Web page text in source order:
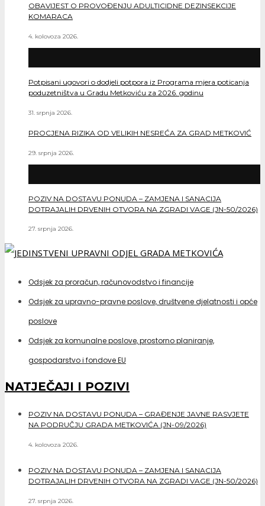
OBAVIJEST O PROVOĐENJU ADULTICIDNE DEZINSEKCIJE
KOMARACA
4. kolovoza 2026.
Potpisani ugovori o dodjeli potpora iz Programa mjera poticanja
poduzetništva u Gradu Metkoviću za 2026. godinu
31. srpnja 2026.
PROCJENA RIZIKA OD VELIKIH NESREĆA ZA GRAD METKOVIĆ
29. srpnja 2026.
POZIV NA DOSTAVU PONUDA – ZAMJENA I SANACIJA
DOTRAJALIH DRVENIH OTVORA NA ZGRADI VAGE (JN-50/2026)
27. srpnja 2026.
Odsjek za proračun, računovodstvo i financije
Odsjek za upravno-pravne poslove, društvene djelatnosti i opće
poslove
Odsjek za komunalne poslove, prostorno planiranje,
gospodarstvo i fondove EU
NATJEČAJI I POZIVI
POZIV NA DOSTAVU PONUDA – GRAĐENJE JAVNE RASVJETE
NA PODRUČJU GRADA METKOVIĆA (JN-09/2026)
4. kolovoza 2026.
POZIV NA DOSTAVU PONUDA – ZAMJENA I SANACIJA
DOTRAJALIH DRVENIH OTVORA NA ZGRADI VAGE (JN-50/2026)
27. srpnja 2026.